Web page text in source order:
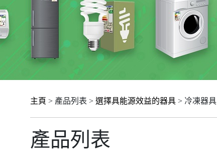
主頁 > 產品列表 > 選擇具能源效益的器具 > 冷凍器具
產品列表